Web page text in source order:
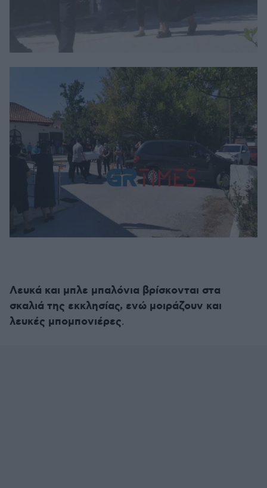
Λευκά και μπλε μπαλόνια βρίσκονται στα
σκαλιά της εκκλησίας, ενώ μοιράζουν και
λευκές μπομπονιέρες.